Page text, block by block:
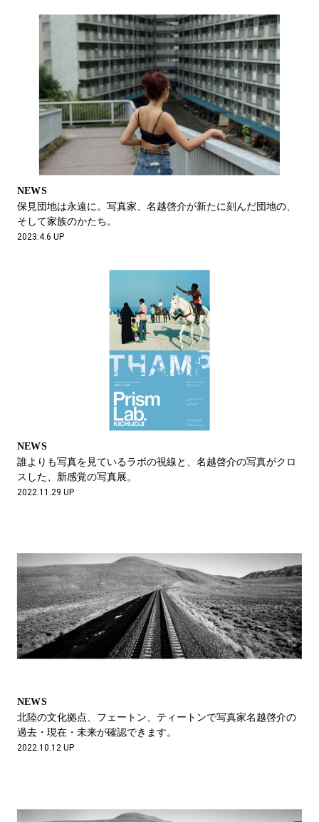
NEWS
保見団地は永遠に。写真家、名越啓介が新たに刻んだ団地の、
そして家族のかたち。
2023.4.6 UP
NEWS
誰よりも写真を見ているラボの視線と、名越啓介の写真がクロ
スした、新感覚の写真展。
2022.11.29 UP
NEWS
北陸の文化拠点、フェートン、ティートンで写真家名越啓介の
過去・現在・未来が確認できます。
2022.10.12 UP